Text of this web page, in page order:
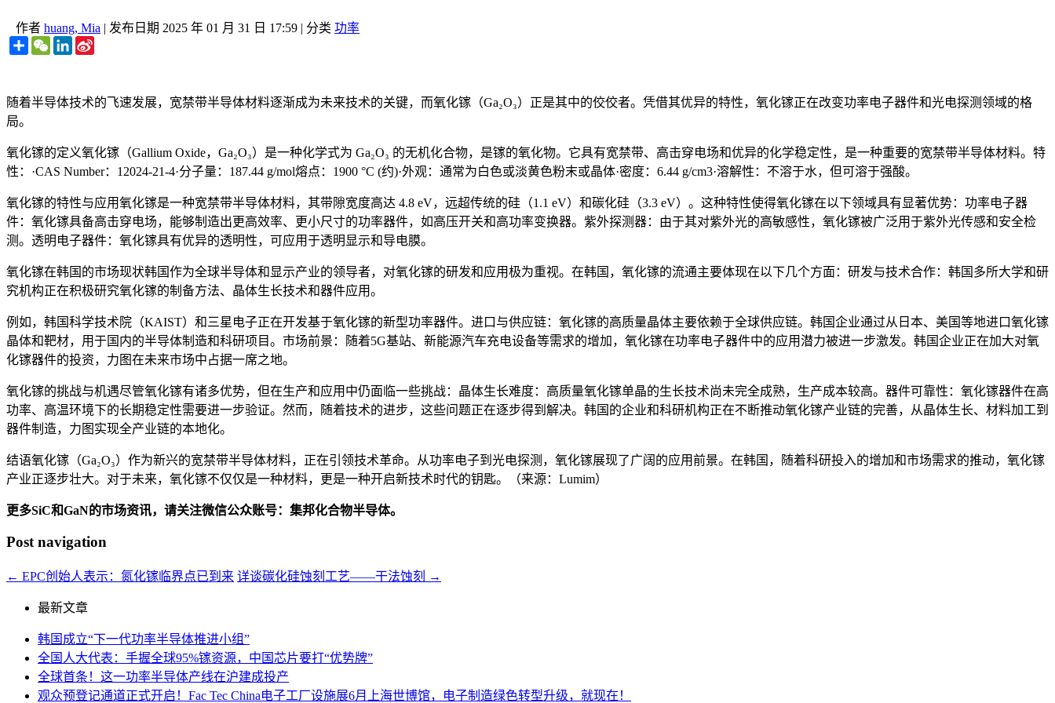
作者 huang, Mia | 发布日期 2025 年 01 月 31 日 17:59 | 分类 功率
ShareWeChatLinkedIn
随着半导体技术的飞速发展，宽禁带半导体材料逐渐成为未来技术的关键，而氧化镓（Ga₂O₃）正是其中的佼佼者。凭借其优异的特性，氧化镓正在改变功率电子器件和光电探测领域的格
局。
氧化镓的定义氧化镓（Gallium Oxide，Ga₂O₃）是一种化学式为 Ga₂O₃ 的无机化合物，是镓的氧化物。它具有宽禁带、高击穿电场和优异的化学稳定性，是一种重要的宽禁带半导体材料。特
性：·CAS Number：12024-21-4·分子量：187.44 g/mol熔点：1900 °C (约)·外观：通常为白色或淡黄色粉末或晶体·密度：6.44 g/cm3·溶解性：不溶于水，但可溶于强酸。
氧化镓的特性与应用氧化镓是一种宽禁带半导体材料，其带隙宽度高达 4.8 eV，远超传统的硅（1.1 eV）和碳化硅（3.3 eV）。这种特性使得氧化镓在以下领域具有显著优势：功率电子器
件：氧化镓具备高击穿电场，能够制造出更高效率、更小尺寸的功率器件，如高压开关和高功率变换器。紫外探测器：由于其对紫外光的高敏感性，氧化镓被广泛用于紫外光传感和安全检
测。透明电子器件：氧化镓具有优异的透明性，可应用于透明显示和导电膜。
氧化镓在韩国的市场现状韩国作为全球半导体和显示产业的领导者，对氧化镓的研发和应用极为重视。在韩国，氧化镓的流通主要体现在以下几个方面：研发与技术合作：韩国多所大学和研
究机构正在积极研究氧化镓的制备方法、晶体生长技术和器件应用。
例如，韩国科学技术院（KAIST）和三星电子正在开发基于氧化镓的新型功率器件。进口与供应链：氧化镓的高质量晶体主要依赖于全球供应链。韩国企业通过从日本、美国等地进口氧化镓
晶体和靶材，用于国内的半导体制造和科研项目。市场前景：随着5G基站、新能源汽车充电设备等需求的增加，氧化镓在功率电子器件中的应用潜力被进一步激发。韩国企业正在加大对氧
化镓器件的投资，力图在未来市场中占据一席之地。
氧化镓的挑战与机遇尽管氧化镓有诸多优势，但在生产和应用中仍面临一些挑战：晶体生长难度：高质量氧化镓单晶的生长技术尚未完全成熟，生产成本较高。器件可靠性：氧化镓器件在高
功率、高温环境下的长期稳定性需要进一步验证。然而，随着技术的进步，这些问题正在逐步得到解决。韩国的企业和科研机构正在不断推动氧化镓产业链的完善，从晶体生长、材料加工到
器件制造，力图实现全产业链的本地化。
结语氧化镓（Ga₂O₃）作为新兴的宽禁带半导体材料，正在引领技术革命。从功率电子到光电探测，氧化镓展现了广阔的应用前景。在韩国，随着科研投入的增加和市场需求的推动，氧化镓
产业正逐步壮大。对于未来，氧化镓不仅仅是一种材料，更是一种开启新技术时代的钥匙。（来源：Lumim）
更多SiC和GaN的市场资讯，请关注微信公众账号：集邦化合物半导体。
Post navigation
← EPC创始人表示：氮化镓临界点已到来 详谈碳化硅蚀刻工艺——干法蚀刻 →
最新文章
韩国成立“下一代功率半导体推进小组”
全国人大代表：手握全球95%镓资源，中国芯片要打“优势牌”
全球首条！这一功率半导体产线在沪建成投产
观众预登记通道正式开启！Fac Tec China电子工厂设施展6月上海世博馆，电子制造绿色转型升级，就现在！